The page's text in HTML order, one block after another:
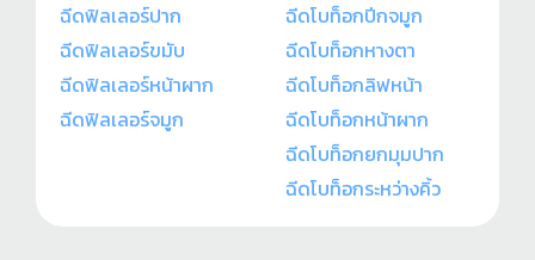
ฉีดฟิลเลอร์ปาก
ฉีดฟิลเลอร์ขมับ
ฉีดฟิลเลอร์หน้าผาก
ฉีดฟิลเลอร์จมูก
ฉีดโบท็อกปีกจมูก
ฉีดโบท็อกหางตา
ฉีดโบท็อกลิฟหน้า
ฉีดโบท็อกหน้าผาก
ฉีดโบท็อกยกมุมปาก
ฉีดโบท็อกระหว่างคิ้ว